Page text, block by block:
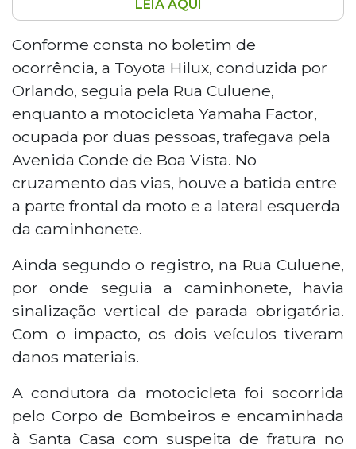
Médico de 61 anos foi preso em flagrante
na noite de domingo, em Campo Grande,
após colidir sua caminhonete Toyota
Hilux com uma motocicleta no Jardim
Tijuca. As duas ocupantes da moto
ficaram feridas. Orlando Toshihiro
Yamauchi admitiu ter bebido e se
recusou ao teste do bafômetro,
apresentando sinais de embriaguez. Ele
foi encaminhado à Delegacia de Pronto
Atendimento Comunitário, onde foi
determinada sua prisão.
LEIA AQUI
Conforme consta no boletim de
ocorrência, a Toyota Hilux, conduzida por
Orlando, seguia pela Rua Culuene,
enquanto a motocicleta Yamaha Factor,
ocupada por duas pessoas, trafegava pela
Avenida Conde de Boa Vista. No
cruzamento das vias, houve a batida entre
a parte frontal da moto e a lateral esquerda
da caminhonete.
Ainda segundo o registro, na Rua Culuene,
por onde seguia a caminhonete, havia
sinalização vertical de parada obrigatória.
Com o impacto, os dois veículos tiveram
danos materiais.
A condutora da motocicleta foi socorrida
pelo Corpo de Bombeiros e encaminhada
à Santa Casa com suspeita de fratura no